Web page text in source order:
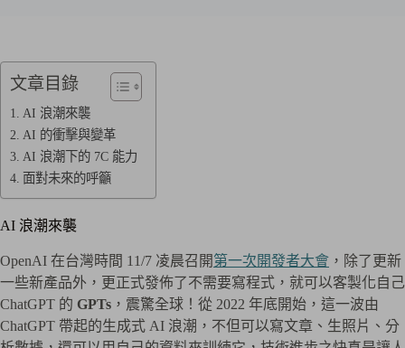
文章目錄
AI 浪潮來襲
AI 的衝擊與變革
AI 浪潮下的 7C 能力
面對未來的呼籲
AI 浪潮來襲
OpenAI 在台灣時間 11/7 凌晨召開第一次開發者大會 ，除了更新
一些新產品外，更正式發佈了不需要寫程式，就可以客製化自己
ChatGPT 的 GPTs ，震驚全球！從 2022 年底開始，這一波由
ChatGPT 帶起的生成式 AI 浪潮，不但可以寫文章、生照片、分